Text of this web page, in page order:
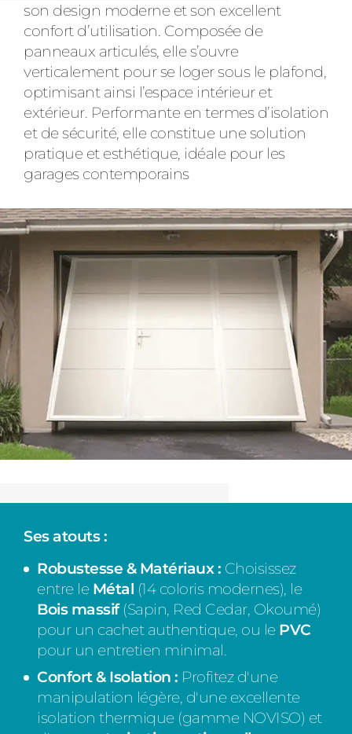
son design moderne et son excellent
confort d’utilisation. Composée de
panneaux articulés, elle s’ouvre
verticalement pour se loger sous le plafond,
optimisant ainsi l’espace intérieur et
extérieur. Performante en termes d’isolation
et de sécurité, elle constitue une solution
pratique et esthétique, idéale pour les
garages contemporains
Ses atouts :
Robustesse & Matériaux : Choisissez
entre le Métal (14 coloris modernes), le
Bois massif(Sapin, Red Cedar, Okoumé)
pour un cachet authentique, ou le PVC
pour un entretien minimal.
Confort & Isolation : Profitez d'une
manipulation légère, d'une excellente
isolation thermique (gamme NOVISO) et